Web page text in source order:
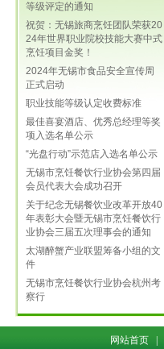
等级评定的通知
祝贺：无锡旅商烹饪团队荣获20
24年世界职业院校技能大赛中式
烹饪项目金奖！
2024年无锡市食品安全宣传周
正式启动
职业技能等级认定收费标准
最佳喜宴酒店、优秀总经理等奖
项入选名单公示
“光盘行动”示范店入选名单公示
无锡市烹饪餐饮行业协会第四届
会员代表大会成功召开
关于纪念无锡餐饮业改革开放40
年表彰大会暨无锡市烹饪餐饮行
业协会三届五次理事会的通知
太湖醉蟹产业联盟筹备小组的文
件
无锡市烹饪餐饮行业协会杭州考
察行
网站首页